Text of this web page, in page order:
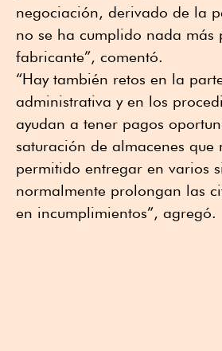
negociación, derivado de la
no se ha cumplido nada más
fabricante”, comentó.
“Hay también retos en la
administrativa y en los
ayudan a tener pagos
saturación de almacenes que
permitido entregar en varios
normalmente prolongan las
en incumplimientos”, agregó.